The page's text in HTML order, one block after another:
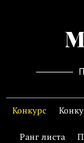
Конкурс
Ранг листа